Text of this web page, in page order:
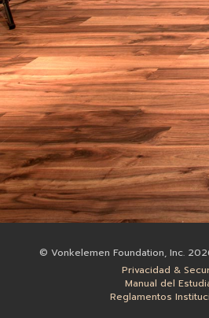
vBox
vPages
Notifications
© Vonkelemen Foundation, Inc.
Privacidad &
Manual del
Reglamentos